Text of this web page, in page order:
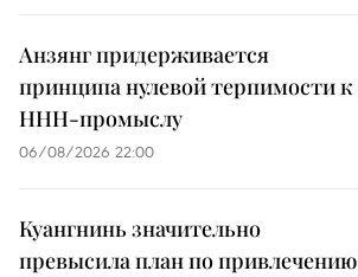
Анзянг придерживается
принципа нулевой терпимости к
ННН-промыслу
06/08/2026 22:00
Куангнинь значительно
превысила план по привлечению